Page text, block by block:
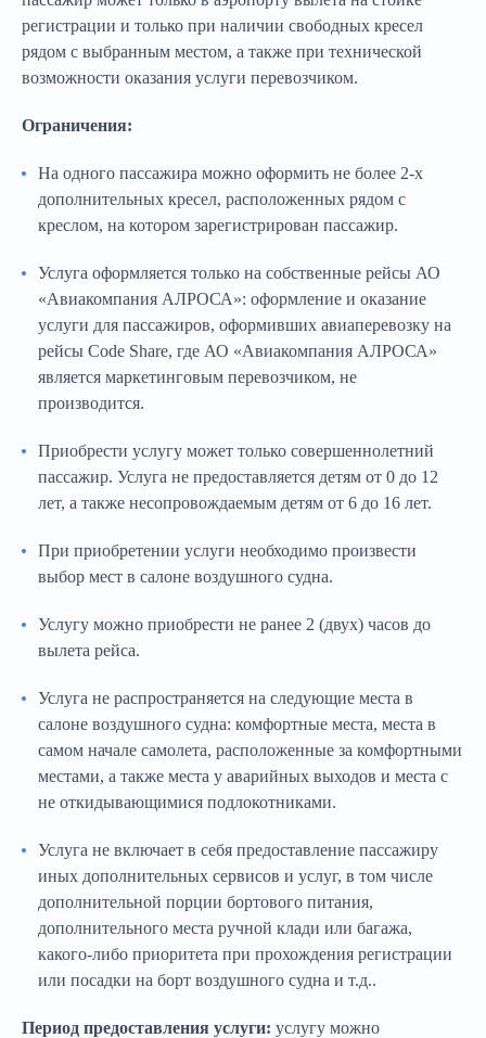
регистрации и только при наличии свободных кресел
рядом с выбранным местом, а также при технической
возможности оказания услуги перевозчиком.
Ограничения:
На одного пассажира можно оформить не более 2-х
дополнительных кресел, расположенных рядом с
креслом, на котором зарегистрирован пассажир.
Услуга оформляется только на собственные рейсы АО
«Авиакомпания АЛРОСА»: оформление и оказание
услуги для пассажиров, оформивших авиаперевозку на
рейсы Code Share, где АО «Авиакомпания АЛРОСА»
является маркетинговым перевозчиком, не
производится.
Приобрести услугу может только совершеннолетний
пассажир. Услуга не предоставляется детям от 0 до 12
лет, а также несопровождаемым детям от 6 до 16 лет.
При приобретении услуги необходимо произвести
выбор мест в салоне воздушного судна.
Услугу можно приобрести не ранее 2 (двух) часов до
вылета рейса.
Услуга не распространяется на следующие места в
салоне воздушного судна: комфортные места, места в
самом начале самолета, расположенные за комфортными
местами, а также места у аварийных выходов и места с
не откидывающимися подлокотниками.
Услуга не включает в себя предоставление пассажиру
иных дополнительных сервисов и услуг, в том числе
дополнительной порции бортового питания,
дополнительного места ручной клади или багажа,
какого-либо приоритета при прохождения регистрации
или посадки на борт воздушного судна и т.д..
Период предоставления услуги: услугу можно